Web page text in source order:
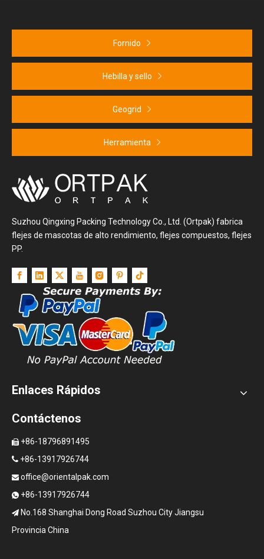
proceso, desde el
procesamiento de materias
primas, el conformado por
estiramiento, el corte y corte,
paletizado y el empaquetado
hasta la entrega saliente.
Fornido
Hebilla y sello
Geogrid
Herramienta
Suzhou Qingxing Packing Technology Co., Ltd. (Ortpak) fabrica
flejes de mascotas de alto rendimiento, flejes compuestos, flejes
PP.
Enlaces Rápidos
Contáctenos
 +86-18796891495
 +86-13917926744
 office@orientalpak.com
 +86-13917926744
 No.168 Shanghai Dong Road Suzhou City Jiangsu
Provincia China